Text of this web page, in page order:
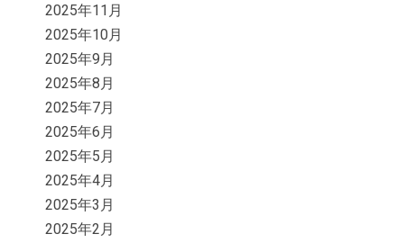
2025年11月
2025年10月
2025年9月
2025年8月
2025年7月
2025年6月
2025年5月
2025年4月
2025年3月
2025年2月